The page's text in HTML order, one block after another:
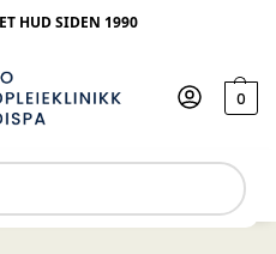
HUD SIDEN 1990
0